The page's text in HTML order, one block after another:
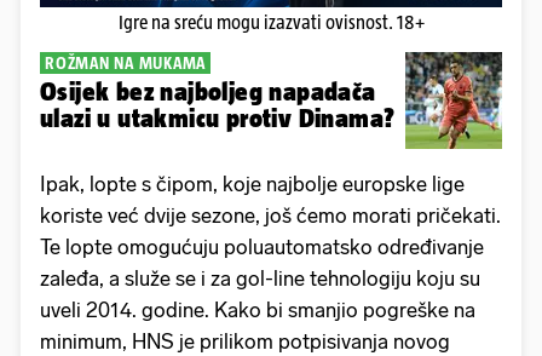
Igre na sreću mogu izazvati ovisnost. 18+
ROŽMAN NA MUKAMA
Osijek bez najboljeg napadača
ulazi u utakmicu protiv Dinama?
Ipak, lopte s čipom, koje najbolje europske lige
koriste već dvije sezone, još ćemo morati pričekati.
Te lopte omogućuju poluautomatsko određivanje
zaleđa, a služe se i za gol-line tehnologiju koju su
uveli 2014. godine. Kako bi smanjio pogreške na
minimum, HNS je prilikom potpisivanja novog